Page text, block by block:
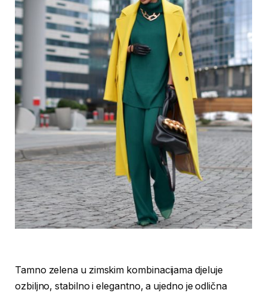
Tamno zelena u zimskim kombinacijama djeluje
ozbiljno, stabilno i elegantno, a ujedno je odlična